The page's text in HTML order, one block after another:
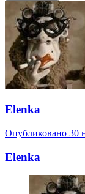
Elenka
Опубликовано 30
Elenka